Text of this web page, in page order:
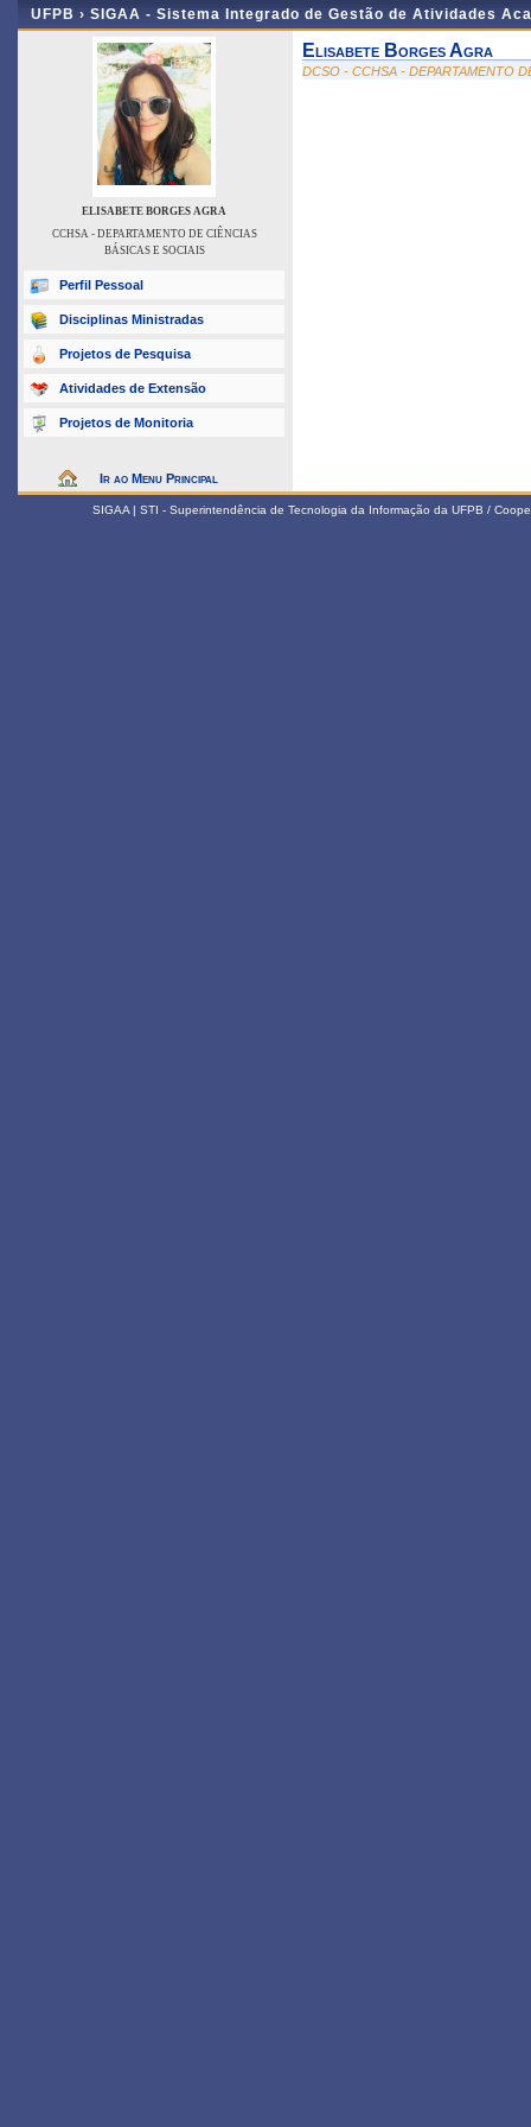
UFPB › SIGAA - Sistema Integrado de Gestão de Atividades
ELISABETE BORGES AGRA
CCHSA - DEPARTAMENTO DE CIÊNCIAS
BÁSICAS E SOCIAIS
Perfil Pessoal
Disciplinas Ministradas
Projetos de Pesquisa
Atividades de Extensão
Projetos de Monitoria
Ir ao Menu Principal
Elisabete Borges Agra
DCSO - CCHSA - DEPARTAMENTO
SIGAA | STI - Superintendência de Tecnologia da Informação da UFPB /